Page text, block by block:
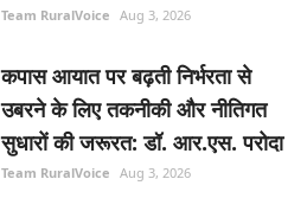
Team RuralVoice Aug 3, 2026
कपास आयात पर बढ़ती निर्भरता से
उबरने के लिए तकनीकी और नीतिगत
सुधारों की जरूरत: डॉ. आर.एस. परोदा
Team RuralVoice Aug 3, 2026